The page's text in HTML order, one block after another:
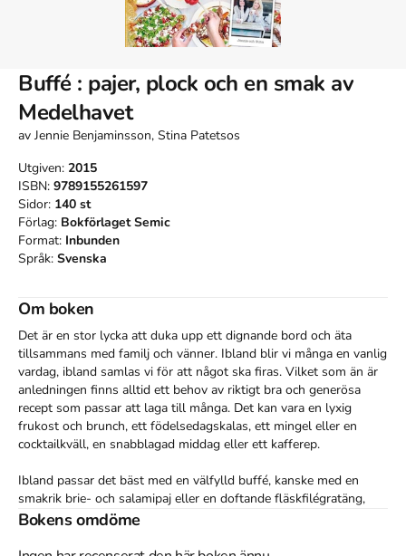
Buffé : pajer, plock och en smak av
Medelhavet
av Jennie Benjaminsson, Stina Patetsos
Utgiven: 2015
ISBN: 9789155261597
Sidor: 140 st
Förlag: Bokförlaget Semic
Format: Inbunden
Språk: Svenska
Om boken
Det är en stor lycka att duka upp ett dignande bord och äta
tillsammans med familj och vänner. Ibland blir vi många en vanlig
vardag, ibland samlas vi för att något ska firas. Vilket som än är
anledningen finns alltid ett behov av riktigt bra och generösa
recept som passar att laga till många. Det kan vara en lyxig
frukost och brunch, ett födelsedagskalas, ett mingel eller en
cocktailkväll, en snabblagad middag eller ett kafferep.
Ibland passar det bäst med en välfylld buffé, kanske med en
smakrik brie- och salamipaj eller en doftande fläskfilégratäng,
med saftiga fyllda auberginer, en fräsch sallad, nybakt bröd och
Bokens omdöme